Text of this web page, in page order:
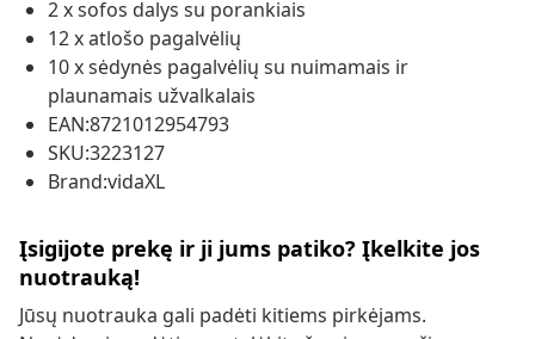
2 x sofos dalys su porankiais
12 x atlošo pagalvėlių
10 x sėdynės pagalvėlių su nuimamais ir
plaunamais užvalkalais
EAN:8721012954793
SKU:3223127
Brand:vidaXL
Įsigijote prekę ir ji jums patiko? Įkelkite jos
nuotrauką!
Jūsų nuotrauka gali padėti kitiems pirkėjams.